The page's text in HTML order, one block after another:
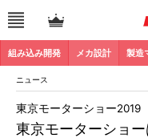
組み込み開発 メカ設計 製造
ニュース
東京モーターショ
東京モーターショー2019